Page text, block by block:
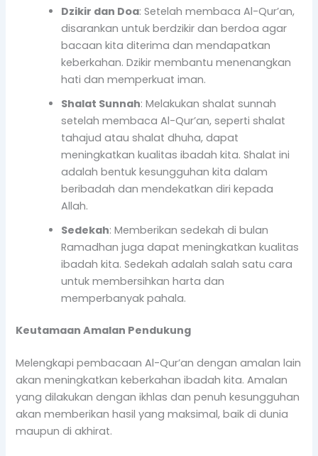
Dzikir dan Doa: Setelah membaca Al-Qur’an,
disarankan untuk berdzikir dan berdoa agar
bacaan kita diterima dan mendapatkan
keberkahan. Dzikir membantu menenangkan
hati dan memperkuat iman.
Shalat Sunnah: Melakukan shalat sunnah
setelah membaca Al-Qur’an, seperti shalat
tahajud atau shalat dhuha, dapat
meningkatkan kualitas ibadah kita. Shalat ini
adalah bentuk kesungguhan kita dalam
beribadah dan mendekatkan diri kepada
Allah.
Sedekah: Memberikan sedekah di bulan
Ramadhan juga dapat meningkatkan kualitas
ibadah kita. Sedekah adalah salah satu cara
untuk membersihkan harta dan
memperbanyak pahala.
Keutamaan Amalan Pendukung
Melengkapi pembacaan Al-Qur’an dengan amalan lain
akan meningkatkan keberkahan ibadah kita. Amalan
yang dilakukan dengan ikhlas dan penuh kesungguhan
akan memberikan hasil yang maksimal, baik di dunia
maupun di akhirat.